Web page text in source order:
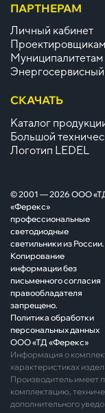
ПАРТНЕРАМ
Личный кабинет
Проектировщикам
Муниципалитетам
Энергосервисный
СКАЧАТЬ
Каталог
Большой
Логотип LEDEL
© 2001 — 2026 ООО
«Ферекс»
профессиональные
светодиодные
светильники из России.
Копирование
информации без
письменного согласия
правообладателя
запрещено.
Политика обработки
персональных данных
ООО «ТД «Ферекс»
Информация о
характеристиках
Производитель имеет
комплектацию,
дополнительного